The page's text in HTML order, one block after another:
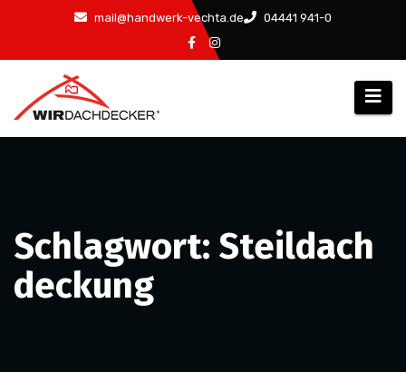
springen
mail@handwerk-vechta.de 04441 941-0
Schlagwort: Steildach
deckung